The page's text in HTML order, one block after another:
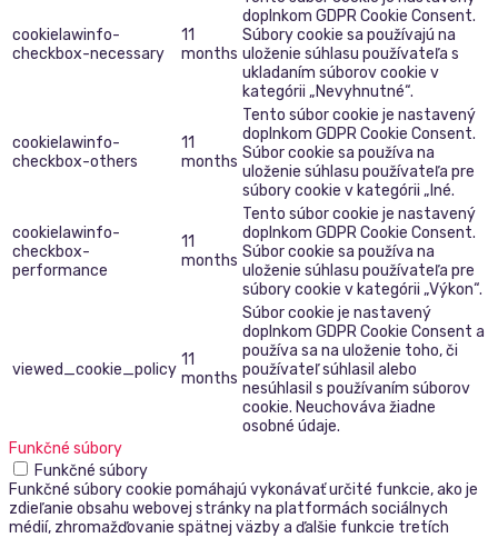
cookielawinfo-
checkbox-necessary
11
months
doplnkom GDPR Cookie Consent.
Súbory cookie sa používajú na
uloženie súhlasu používateľa s
ukladaním súborov cookie v
kategórii „Nevyhnutné“.
cookielawinfo-
checkbox-others
11
months
Tento súbor cookie je nastavený
doplnkom GDPR Cookie Consent.
Súbor cookie sa používa na
uloženie súhlasu používateľa pre
súbory cookie v kategórii „Iné.
cookielawinfo-
checkbox-
performance
11
months
Tento súbor cookie je nastavený
doplnkom GDPR Cookie Consent.
Súbor cookie sa používa na
uloženie súhlasu používateľa pre
súbory cookie v kategórii „Výkon“.
viewed_cookie_policy
11
months
Súbor cookie je nastavený
doplnkom GDPR Cookie Consent a
používa sa na uloženie toho, či
používateľ súhlasil alebo
nesúhlasil s používaním súborov
cookie. Neuchováva žiadne
osobné údaje.
Funkčné súbory
Funkčné súbory
Funkčné súbory cookie pomáhajú vykonávať určité funkcie, ako je
zdieľanie obsahu webovej stránky na platformách sociálnych
médií, zhromažďovanie spätnej väzby a ďalšie funkcie tretích